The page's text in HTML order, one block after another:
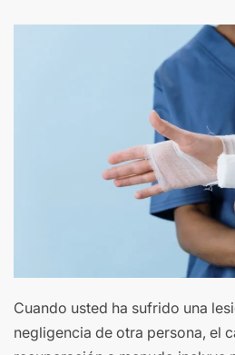
Cuando usted ha sufrido una
negligencia de otra persona, el